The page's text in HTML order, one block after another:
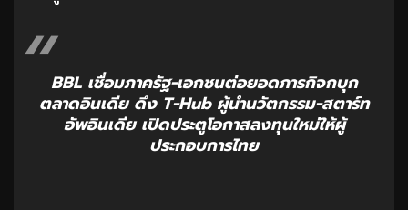
BBL เชื่อมภาครัฐ-เอกชนต่อยอดภารกิจกบุก
ตลาดอินเดีย ดึง T-Hub ผู้นำนวัตกรรม-สตาร์ท
อัพอินเดีย เปิดประตูโอกาสลงทุนใหม่ให้ผู้
ประกอบการไทย